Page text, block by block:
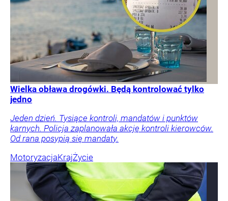
Wielka obława drogówki. Będą kontrolować tylko
jedno
Jeden dzień. Tysiące kontroli, mandatów i punktów
karnych. Policja zaplanowała akcję kontroli kierowców.
Od rana posypią się mandaty.
MotoryzacjaKrajŻycie